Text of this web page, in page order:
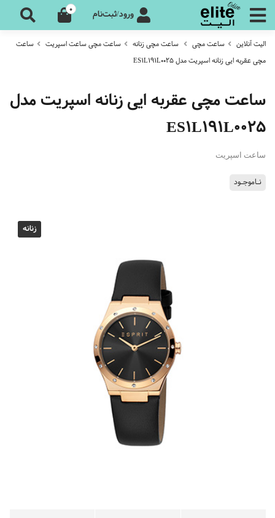
ورود/ثبت‌نام 0
الیت آنلاین ساعت مچی ساعت مچی زنانه ساعت مچی ساعت اسپریت
ساعت
مچی عقربه ایی زنانه اسپریت مدل ES1L191L0025
ساعت مچی عقربه ایی زنانه اسپریت مدل
ES1L191L0025
ساعت اسپریت
نـاموجـود
زنانه